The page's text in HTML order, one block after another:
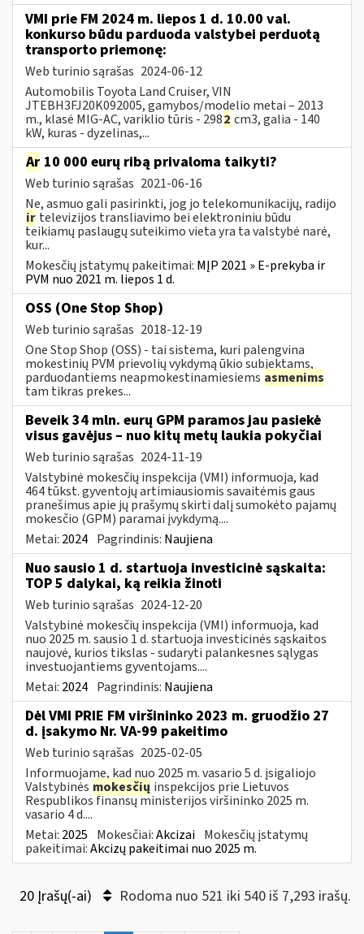
VMI prie FM 2024 m. liepos 1 d. 10.00 val.
konkurso būdu parduoda valstybei perduotą
transporto priemonę:
Web turinio sąrašas 2024-06-12
Automobilis Toyota Land Cruiser, VIN
JTEBH3FJ20K092005, gamybos/modelio metai – 2013
m., klasė MIG-AC, variklio tūris - 2982 cm3, galia - 140
kW, kuras - dyzelinas,...
Ar 10 000 eurų ribą privaloma taikyti?
Web turinio sąrašas 2021-06-16
Ne, asmuo gali pasirinkti, jog jo telekomunikacijų, radijo
ir televizijos transliavimo bei elektroniniu būdu
teikiamų paslaugų suteikimo vieta yra ta valstybė narė,
kur...
Mokesčių įstatymų pakeitimai: MĮP 2021 » E-prekyba ir
PVM nuo 2021 m. liepos 1 d.
OSS (One Stop Shop)
Web turinio sąrašas 2018-12-19
One Stop Shop (OSS) - tai sistema, kuri palengvina
mokestinių PVM prievolių vykdymą ūkio subjektams,
parduodantiems neapmokestinamiesiems asmenims
tam tikras prekes...
Beveik 34 mln. eurų GPM paramos jau pasiekė
visus gavėjus – nuo kitų metų laukia pokyčiai
Web turinio sąrašas 2024-11-19
Valstybinė mokesčių inspekcija (VMI) informuoja, kad
464 tūkst. gyventojų artimiausiomis savaitėmis gaus
pranešimus apie jų prašymų skirti dalį sumokėto pajamų
mokesčio (GPM) paramai įvykdymą....
Metai: 2024 Pagrindinis: Naujiena
Nuo sausio 1 d. startuoja investicinė sąskaita:
TOP 5 dalykai, ką reikia žinoti
Web turinio sąrašas 2024-12-20
Valstybinė mokesčių inspekcija (VMI) informuoja, kad
nuo 2025 m. sausio 1 d. startuoja investicinės sąskaitos
naujovė, kurios tikslas - sudaryti palankesnes sąlygas
investuojantiems gyventojams....
Metai: 2024 Pagrindinis: Naujiena
Dėl VMI PRIE FM viršininko 2023 m. gruodžio 27
d. įsakymo Nr. VA-99 pakeitimo
Web turinio sąrašas 2025-02-05
Informuojame, kad nuo 2025 m. vasario 5 d. įsigaliojo
Valstybinės mokesčių inspekcijos prie Lietuvos
Respublikos finansų ministerijos viršininko 2025 m.
vasario 4 d....
Metai: 2025 Mokesčiai:Akcizai Mokesčių įstatymų
pakeitimai:Akcizų pakeitimai nuo 2025 m.
20 Įrašų(-ai) Rodoma nuo 521 iki 540 iš 7,293 irašų.